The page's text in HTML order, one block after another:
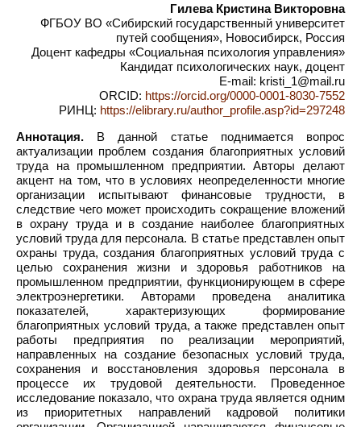
Гилева Кристина Викторовна
ФГБОУ ВО «Сибирский государственный университет
путей сообщения», Новосибирск, Россия
Доцент кафедры «Социальная психология управления»
Кандидат психологических наук, доцент
E-mail: kristi_1@mail.ru
ORCID: https://orcid.org/0000-0001-8030-7552
РИНЦ: https://elibrary.ru/author_profile.asp?id=297248
Аннотация. В данной статье поднимается вопрос
актуализации проблем создания благоприятных условий
труда на промышленном предприятии. Авторы делают
акцент на том, что в условиях неопределенности многие
организации испытывают финансовые трудности, в
следствие чего может происходить сокращение вложений
в охрану труда и в создание наиболее благоприятных
условий труда для персонала. В статье представлен опыт
охраны труда, создания благоприятных условий труда с
целью сохранения жизни и здоровья работников на
промышленном предприятии, функционирующем в сфере
электроэнергетики. Авторами проведена аналитика
показателей, характеризующих формирование
благоприятных условий труда, а также представлен опыт
работы предприятия по реализации мероприятий,
направленных на создание безопасных условий труда,
сохранения и восстановления здоровья персонала в
процессе их трудовой деятельности. Проведенное
исследование показало, что охрана труда является одним
из приоритетных направлений кадровой политики